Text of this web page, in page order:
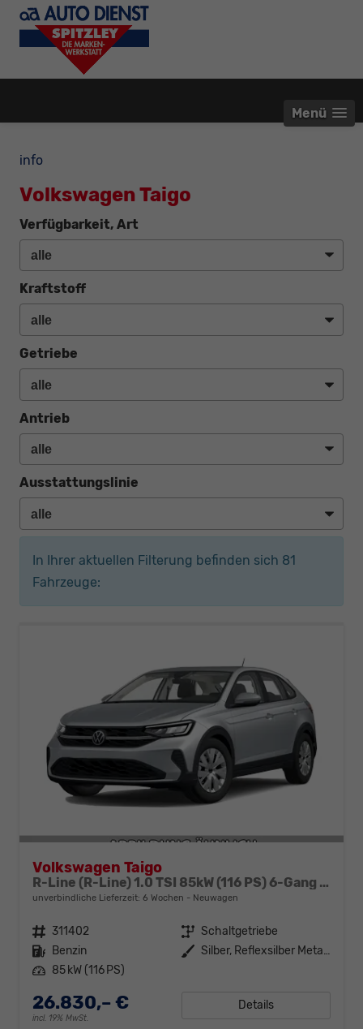
Menü
info
Volkswagen Taigo
Verfügbarkeit, Art
Kraftstoff
Getriebe
Antrieb
Ausstattungslinie
In Ihrer aktuellen Filterung befinden sich 81
Fahrzeuge:
Volkswagen Taigo
R-Line (R-Line) 1.0 TSI 85kW (116 PS) 6-Gang Schaltgetriebe
unverbindliche Lieferzeit: 6 Wochen Neuwagen
Fahrzeugnr. 311402 Getriebe Schaltgetriebe
Kraftstoff Benzin Außenfarbe
Silber, Reflexsilber Metallic (8E)
Leistung 85 kW (116 PS)
26.830,– €
incl. 19% MwSt.
Details